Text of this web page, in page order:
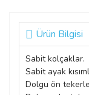
Ürün Bilgisi
Sabit kolçaklar.
Sabit ayak
Dolgu ön